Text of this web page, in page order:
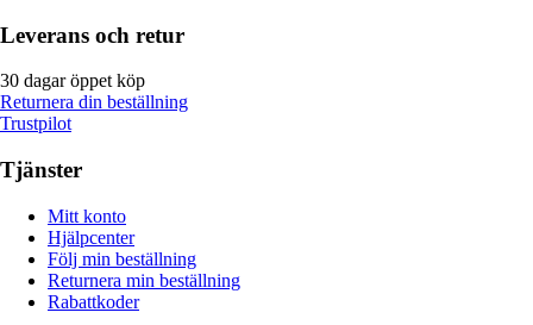
Leverans och retur
30 dagar öppet köp
Returnera din beställning
Trustpilot
Tjänster
Mitt konto
Hjälpcenter
Följ min beställning
Returnera min beställning
Rabattkoder